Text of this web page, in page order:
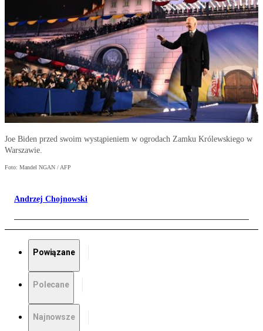
Joe Biden przed swoim wystąpieniem w ogrodach Zamku Królewskiego w
Warszawie.
Foto: Mandel NGAN / AFP
Andrzej Chojnowski
Powiązane
Polecane
Najnowsze